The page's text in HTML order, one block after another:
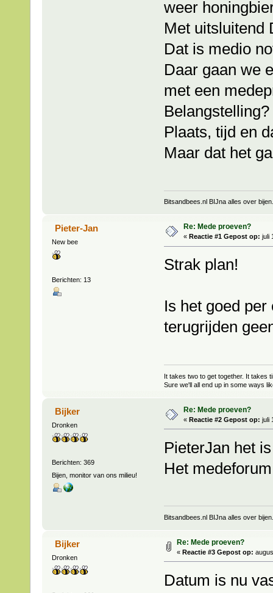
weer
Met uitsluitend
Dat is medio
Daar gaan we
met een
Plaats, tijd en
Maar dat het
Bitsandbees.nl BIJna alles over bijen.
Pieter-Jan
New bee
Berichten: 13
Re: Mede proeven?
« Reactie #1 Gepost op: juli
Strak plan!
Is het goed
terugrijden
It takes two to get together. It takes
Sure we'll all end up in some ways
Bijker
Dronken
Berichten: 369
Bijen, monitor van ons milieu!
Re: Mede proeven?
« Reactie #2 Gepost op: juli
PieterJan het
Het
Bitsandbees.nl BIJna alles over bijen.
Bijker
Dronken
Re: Mede proeven?
« Reactie #3 Gepost op:
Datum is nu